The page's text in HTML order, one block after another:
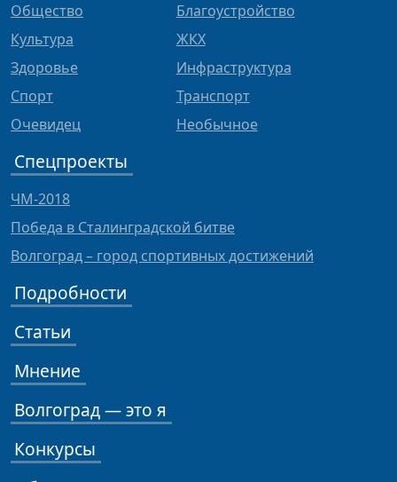
Общество
Культура
Здоровье
Спорт
Очевидец
Благоустройство
ЖКХ
Инфраструктура
Транспорт
Необычное
Спецпроекты
ЧМ-2018
Победа в Сталинградской битве
Волгоград – город спортивных достижений
Подробности
Статьи
Мнение
Волгоград — это я
Конкурсы